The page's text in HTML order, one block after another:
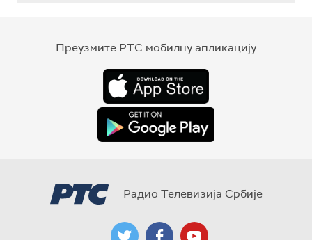
Преузмите РТС мобилну апликацију
Радио Телевизија Србије